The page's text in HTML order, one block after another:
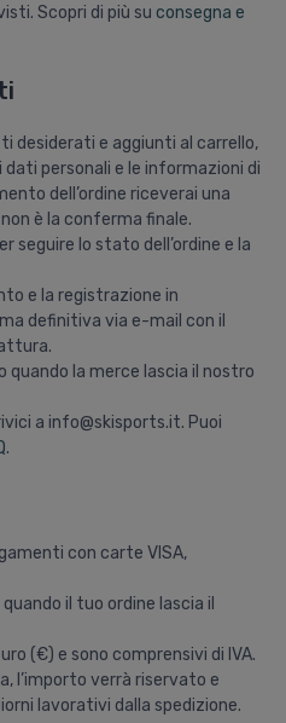
Scopri di più su consegna e
desiderati e aggiunti al carrello,
personali e le informazioni di
dell’ordine riceverai una
è la conferma finale.
seguire lo stato dell’ordine e la
e la registrazione in
definitiva via e-mail con il
quando la merce lascia il nostro
a info@skisports.it. Puoi
.
con carte VISA,
il tuo ordine lascia il
(€) e sono comprensivi di IVA.
l’importo verrà riservato e
lavorativi dalla spedizione.